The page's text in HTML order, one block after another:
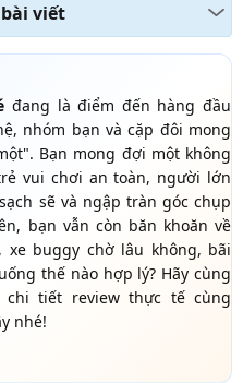
viết
đang là điểm đến hàng đầu
nhóm bạn và cặp đôi mong
Bạn mong đợi một không
vui chơi an toàn, người lớn
sẽ và ngập tràn góc chụp
bạn vẫn còn băn khoăn về
buggy chờ lâu không, bãi
thế nào hợp lý? Hãy cùng
tiết review thực tế cùng
nhé!